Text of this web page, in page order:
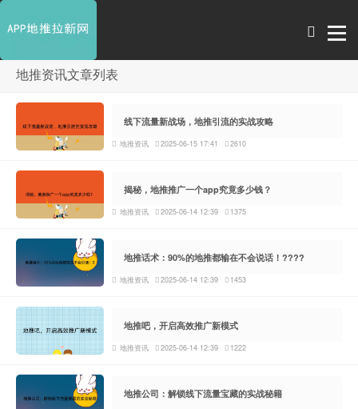
地推资讯文章列表
线下流量新战场，地推引流的实战攻略
地推资讯 2025-06-15 17:41 2610
揭秘，地推推广一个app究竟多少钱？
地推资讯 2025-06-14 12:39 1375
地推话术：90%的地推都输在不会说话！????
地推资讯 2025-06-14 12:39 1453
地推吧，开启高效推广新模式
地推资讯 2025-06-14 12:39 1222
地推公司：解锁线下流量宝藏的实战秘籍